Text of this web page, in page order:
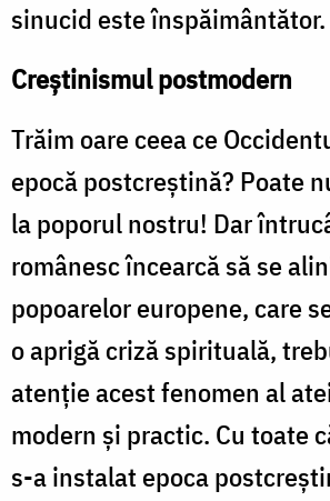
sinucid este înspăimântător.
Creştinismul postmodern
Trăim oare ceea ce
epocă postcreştină? Poate
la poporul nostru! Dar
românesc încearcă să se
popoarelor europene, care
o aprigă criză spirituală,
atenţie acest fenomen al
modern şi practic. Cu toate
s-a instalat epoca